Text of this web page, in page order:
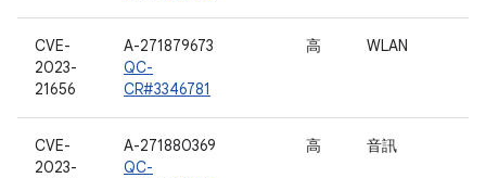
CVE-
2023-
21656
A-271879673
QC-
CR#3346781
高 WLAN
CVE-
2023-
A-271880369
QC-
高 音訊